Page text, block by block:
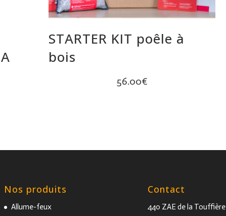
STARTER KIT poêle à
bois
56.00€
Nos produits
Allume-feux
Contact
440 ZAE de la Touffière